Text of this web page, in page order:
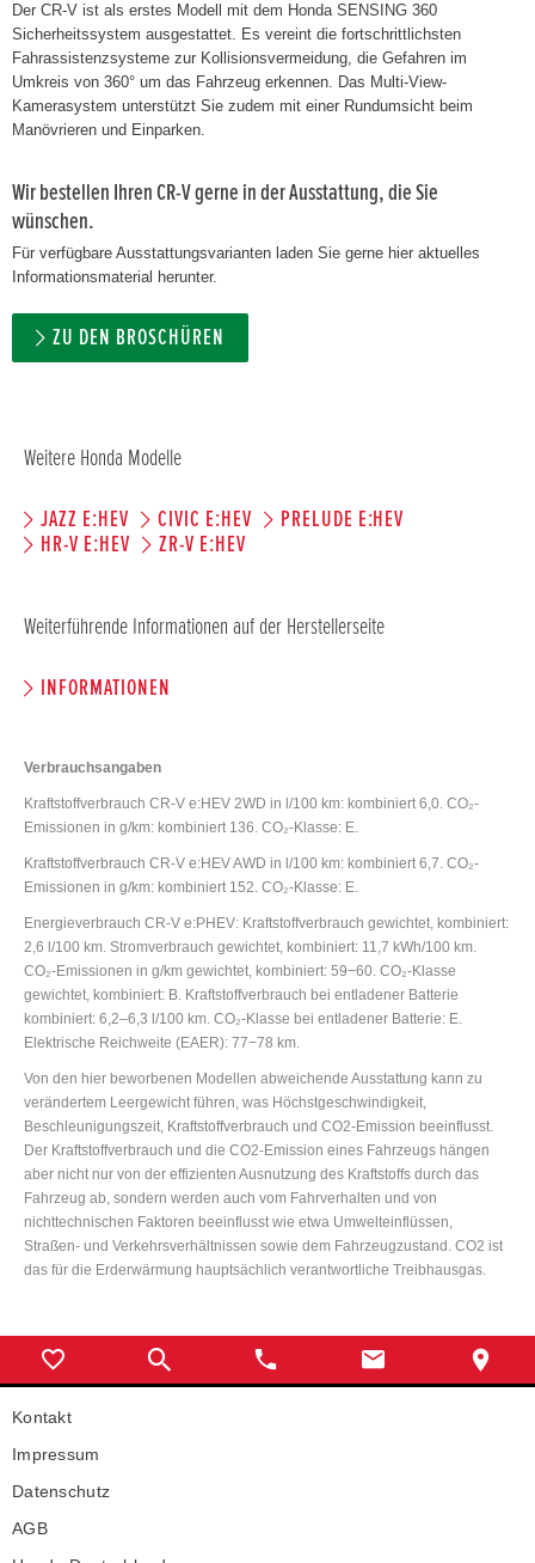
Der CR-V ist als erstes Modell mit dem Honda SENSING 360
Sicherheitssystem ausgestattet. Es vereint die fortschrittlichsten
Fahrassistenzsysteme zur Kollisionsvermeidung, die Gefahren im
Umkreis von 360° um das Fahrzeug erkennen. Das Multi-View-
Kamerasystem unterstützt Sie zudem mit einer Rundumsicht beim
Manövrieren und Einparken.
Wir bestellen Ihren CR-V gerne in der Ausstattung, die Sie
wünschen.
Für verfügbare Ausstattungsvarianten laden Sie gerne hier aktuelles
Informationsmaterial herunter.
ZU DEN BROSCHÜREN
Weitere Honda Modelle
JAZZ E:HEV CIVIC E:HEV
PRELUDE E:HEV
HR-V E:HEV
ZR-V E:HEV
Weiterführende Informationen auf der Herstellerseite
INFORMATIONEN
Verbrauchsangaben
Kraftstoffverbrauch CR-V e:HEV 2WD in l/100 km: kombiniert 6,0. CO₂-
Emissionen in g/km: kombiniert 136. CO₂-Klasse: E.
Kraftstoffverbrauch CR-V e:HEV AWD in l/100 km: kombiniert 6,7. CO₂-
Emissionen in g/km: kombiniert 152. CO₂-Klasse: E.
Energieverbrauch CR-V e:PHEV: Kraftstoffverbrauch gewichtet, kombiniert:
2,6 l/100 km. Stromverbrauch gewichtet, kombiniert: 11,7 kWh/100 km.
CO₂-Emissionen in g/km gewichtet, kombiniert: 59−60. CO₂-Klasse
gewichtet, kombiniert: B. Kraftstoffverbrauch bei entladener Batterie
kombiniert: 6,2–6,3 l/100 km. CO₂-Klasse bei entladener Batterie: E.
Elektrische Reichweite (EAER): 77−78 km.
Von den hier beworbenen Modellen abweichende Ausstattung kann zu
verändertem Leergewicht führen, was Höchstgeschwindigkeit,
Beschleunigungszeit, Kraftstoffverbrauch und CO2-Emission beeinflusst.
Der Kraftstoffverbrauch und die CO2-Emission eines Fahrzeugs hängen
aber nicht nur von der effizienten Ausnutzung des Kraftstoffs durch das
Fahrzeug ab, sondern werden auch vom Fahrverhalten und von
nichttechnischen Faktoren beeinflusst wie etwa Umwelteinflüssen,
Straßen- und Verkehrsverhältnissen sowie dem Fahrzeugzustand. CO2 ist
das für die Erderwärmung hauptsächlich verantwortliche Treibhausgas.
Kontakt
Impressum
Datenschutz
AGB